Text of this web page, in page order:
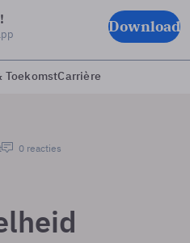
Download
ToekomstCarrière
0 reacties